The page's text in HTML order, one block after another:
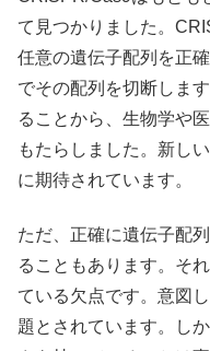
て見つかりました。
任意の遺伝子配列を正
でその配列を切断しま
ることから、生物学や
もたらしました。新し
に期待されています。
ただ、正確に遺伝子配
ることもあります。そ
ている欠点です。意図
題とされています。し